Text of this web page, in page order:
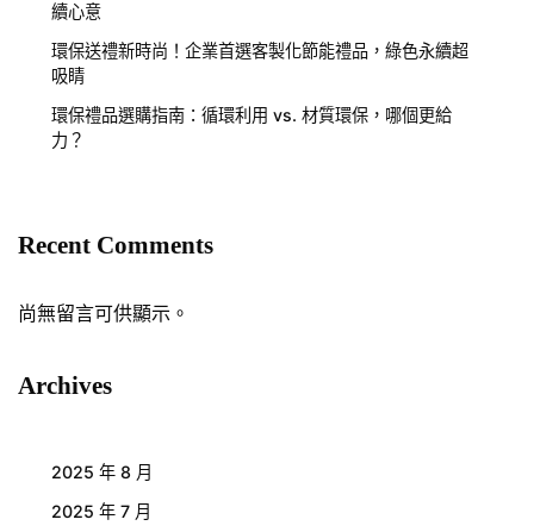
續心意
環保送禮新時尚！企業首選客製化節能禮品，綠色永續超
吸睛
環保禮品選購指南：循環利用 vs. 材質環保，哪個更給
力？
Recent Comments
尚無留言可供顯示。
Archives
2025 年 8 月
2025 年 7 月